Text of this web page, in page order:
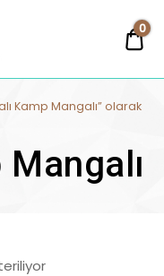
0
Kamp Mangalı” olarak